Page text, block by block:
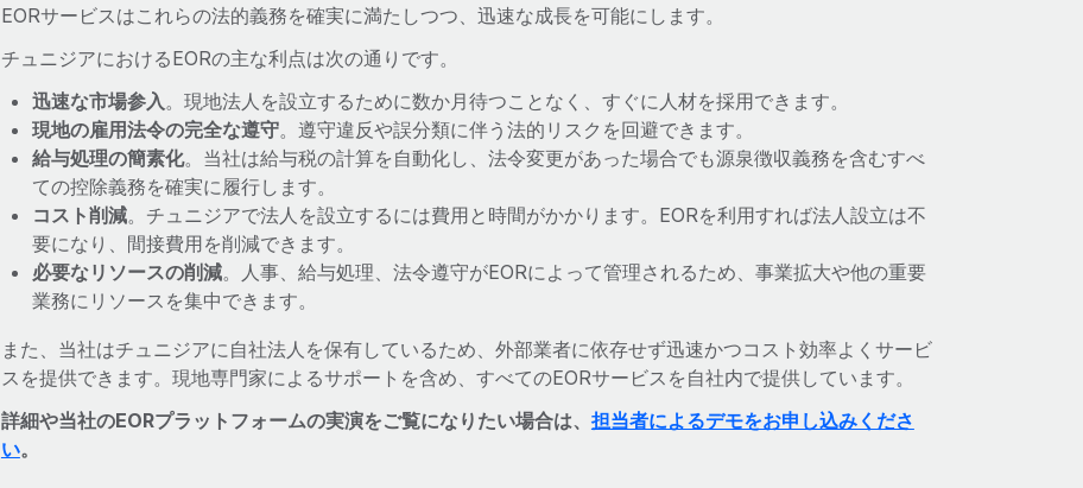
EORサービスはこれらの法的義務を確実に満たしつつ、迅速な成長を可能にします。
チュニジアにおけるEORの主な利点は次の通りです。
迅速な市場参入。現地法人を設立するために数か月待つことなく、すぐに人材を採用できます。
現地の雇用法令の完全な遵守。遵守違反や誤分類に伴う法的リスクを回避できます。
給与処理の簡素化。当社は給与税の計算を自動化し、法令変更があった場合でも源泉徴収義務を含むすべ
ての控除義務を確実に履行します。
コスト削減。チュニジアで法人を設立するには費用と時間がかかります。EORを利用すれば法人設立は不
要になり、間接費用を削減できます。
必要なリソースの削減。人事、給与処理、法令遵守がEORによって管理されるため、事業拡大や他の重要
業務にリソースを集中できます。
また、当社はチュニジアに自社法人を保有しているため、外部業者に依存せず迅速かつコスト効率よくサービ
スを提供できます。現地専門家によるサポートを含め、すべてのEORサービスを自社内で提供しています。
詳細や当社のEORプラットフォームの実演をご覧になりたい場合は、 担当者によるデモをお申し込みくださ
い。